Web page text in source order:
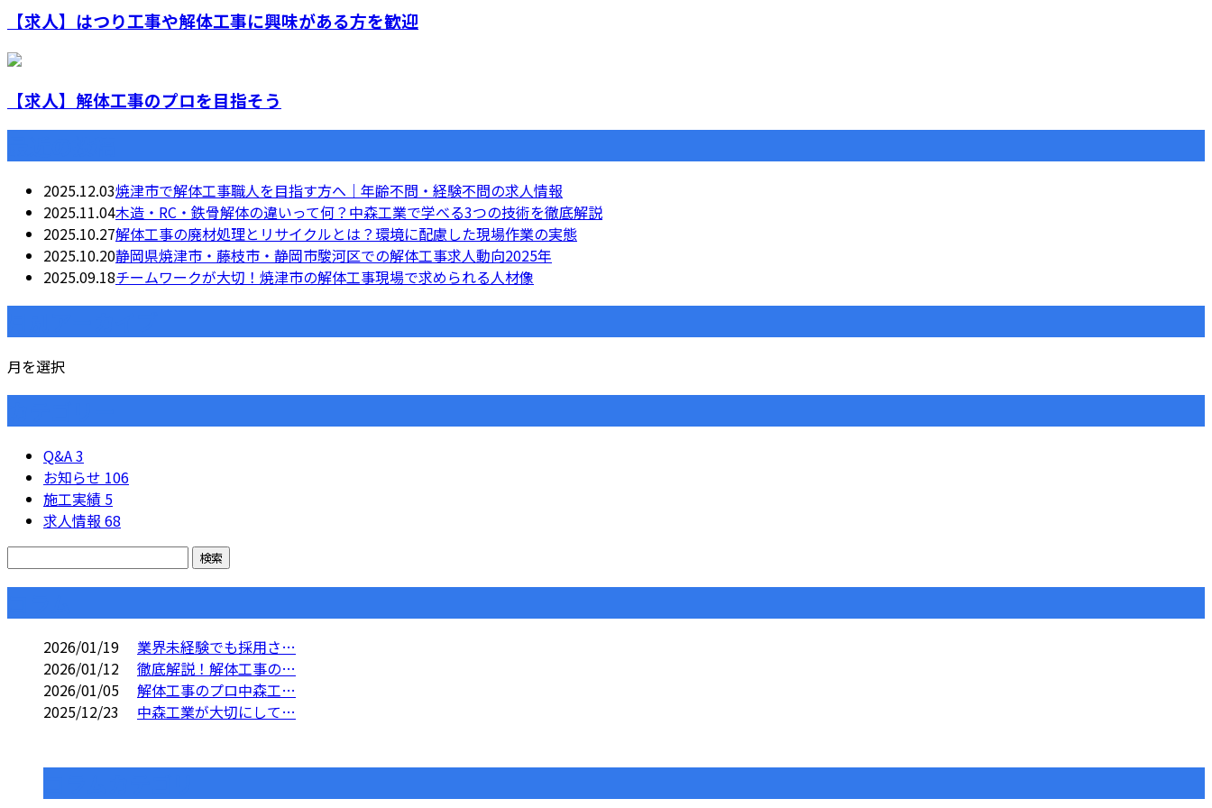
【求人】はつり工事や解体工事に興味がある方を歓迎
【求人】解体工事のプロを目指そう
2025.12.03焼津市で解体工事職人を目指す方へ｜年齢不問・経験不問の求人情報
2025.11.04木造・RC・鉄骨解体の違いって何？中森工業で学べる3つの技術を徹底解説
2025.10.27解体工事の廃材処理とリサイクルとは？環境に配慮した現場作業の実態
2025.10.20静岡県焼津市・藤枝市・静岡市駿河区での解体工事求人動向2025年
2025.09.18チームワークが大切！焼津市の解体工事現場で求められる人材像
月を選択
Q&A3
お知らせ 106
施工実績 5
求人情報 68
2026/01/19
業界未経験でも採用さ…
2026/01/12
徹底解説！解体工事の…
2026/01/05
解体工事のプロ中森工…
2025/12/23
中森工業が大切にして…